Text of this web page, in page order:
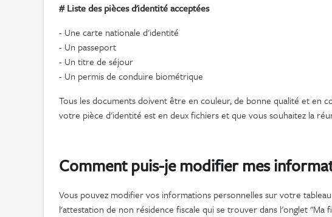
# Liste des pièces d'identité acceptées
- Une carte nationale d'identité
- Un passeport
- Un titre de séjour
- Un permis de conduire biométrique
Tous les documents doivent être en couleur, de bonne qualité et en
votre pièce d'identité est en deux fichiers et que vous souhaitez la
Comment puis-je modifier mes
Vous pouvez modifier vos informations personnelles sur votre
l'attestation de non résidence fiscale qui se trouver dans l'onglet "Ma